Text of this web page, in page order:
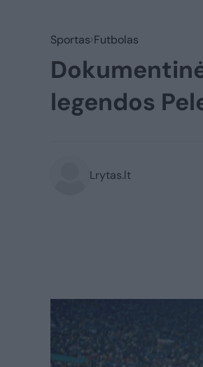
Sportas Futbolas
legendos
Lrytas.lt